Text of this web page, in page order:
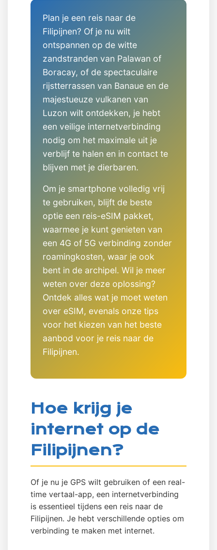
Plan je een reis naar de
Filipijnen? Of je nu wilt
ontspannen op de witte
zandstranden van Palawan of
Boracay, of de spectaculaire
rijstterrassen van Banaue en de
majestueuze vulkanen van
Luzon wilt ontdekken, je hebt
een veilige internetverbinding
nodig om het maximale uit je
verblijf te halen en in contact te
blijven met je dierbaren.
Om je smartphone volledig vrij
te gebruiken, blijft de beste
optie een reis-eSIM pakket,
waarmee je kunt genieten van
een 4G of 5G verbinding zonder
roamingkosten, waar je ook
bent in de archipel. Wil je meer
weten over deze oplossing?
Ontdek alles wat je moet weten
over eSIM, evenals onze tips
voor het kiezen van het beste
aanbod voor je reis naar de
Filipijnen.
Hoe krijg je
internet op de
Filipijnen?
Of je nu je GPS wilt gebruiken of een real-
time vertaal-app, een internetverbinding
is essentieel tijdens een reis naar de
Filipijnen. Je hebt verschillende opties om
verbinding te maken met internet.